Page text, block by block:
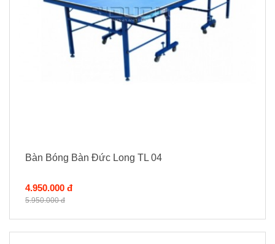
Bàn Bóng Bàn Đức Long TL 04
4.950.000 đ
5.950.000 đ